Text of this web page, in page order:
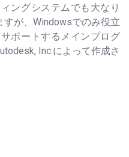
ングシステムでも大なり
が、Windowsでのみ役立
ポートするメインプログ
Inc.によって作成さ